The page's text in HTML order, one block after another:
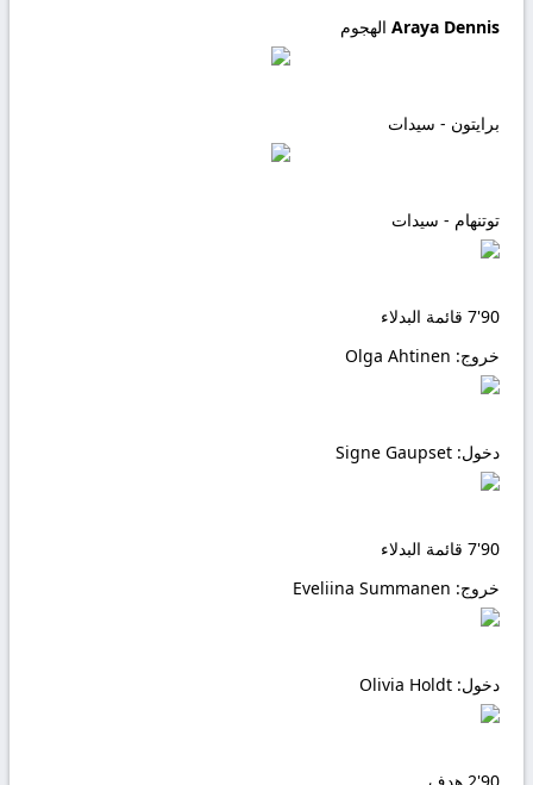
Araya Dennis الهجوم
برايتون - سيدات
توتنهام - سيدات
90'
7 قائمة البدلاء
خروج:
دخول:
90'
7 قائمة البدلاء
خروج:
دخول: